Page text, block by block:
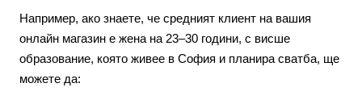
Например, ако знаете, че средният клиент на вашия
онлайн магазин е жена на 23–30 години, с висше
образование, която живее в София и планира сватба, ще
можете да: